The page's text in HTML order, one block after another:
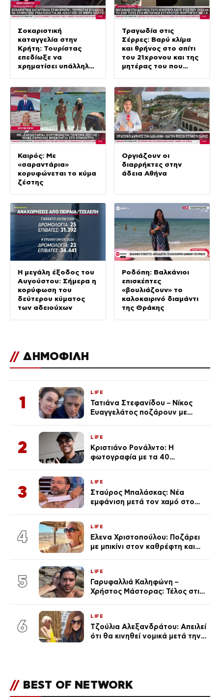
Σοκαριστική
καταγγελία στην
Κρήτη: Τουρίστας
επεδίωξε να
χρηματίσει υπάλληλο
Τραγωδία στις
Σέρρες: Βαρύ κλίμα
και θρήνος στο σπίτι
του 21χρονου και της
μητέρας του που
Καιρός: Με
«σαραντάρια»
κορυφώνεται το κύμα
ζέστης
Οργιάζουν οι
διαρρήκτες στην
άδεια Αθήνα
Η μεγάλη έξοδος του
Αυγούστου: Σήμερα η
κορύφωση του
δεύτερου κύματος
των αδειούχων
Ροδόπη: Βαλκάνιοι
επισκέπτες
«βουλιάζουν» το
καλοκαιρινό διαμάντι
της Θράκης
// ΔΗΜΟΦΙΛΗ
1
LIFE
Τατιάνα Στεφανίδου – Νίκος
Ευαγγελάτος ποζάρουν με
2
LIFE
Κριστιάνο Ρονάλντο: Η
φωτογραφία με τα 40
εκ. likes
3
LIFE
Σταύρος Μπαλάσκας: Νέα
εμφάνιση μετά τον χαμό στο
4
LIFE
Έλενα Χριστοπούλου: Ποζάρει
με μπικίνι στον καθρέφτη και
καθεμία…» (Βίντεο)
5
LIFE
Γαρυφαλλιά Καληφώνη –
Χρήστος Μάστορας: Τέλος στις
6
LIFE
Τζούλια Αλεξανδράτου: Απειλεί
ότι θα κινηθεί νομικά μετά την
// BEST OF NETWORK